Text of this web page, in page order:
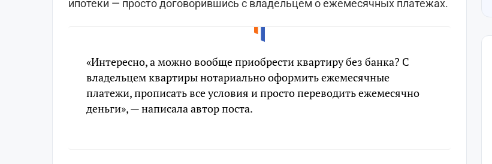
ипотеки — просто договорившись с владельцем о ежемесячных платежах.
«Интересно, а можно вообще приобрести квартиру без банка? С
владельцем квартиры нотариально оформить ежемесячные
платежи, прописать все условия и просто переводить ежемесячно
деньги», — написала автор поста.